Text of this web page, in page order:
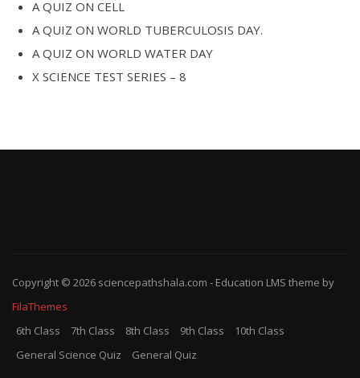
A QUIZ ON CELL
A QUIZ ON WORLD TUBERCULOSIS DAY.
A QUIZ ON WORLD WATER DAY
X SCIENCE TEST SERIES – 8
Copyright © 2026 sciencepathshala.com - Education LMS theme by
FilaThemes
6th Class
7th Class 8th Class 9th Class
10th Class
General Science Quiz
General Quiz